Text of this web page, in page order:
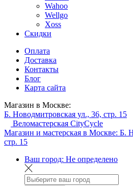
Wahoo
Wellgo
Xoss
Скидки
Оплата
Доставка
Контакты
Блог
Карта сайта
Магазин в Москве:
Б. Новодмитровская ул., 36, стр. 15
Веломастерская CityCycle
Магазин и мастерская в Москве: Б.
стр. 15
Ваш город: Не определено